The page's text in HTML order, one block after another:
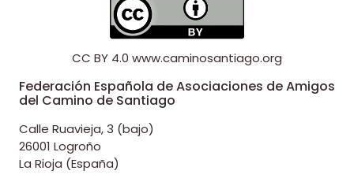
CC BY 4.0 www.caminosantiago.org
Federación Española de Asociaciones de Amigos
del Camino de Santiago
Calle Ruavieja, 3 (bajo)
26001 Logroño
La Rioja (España)